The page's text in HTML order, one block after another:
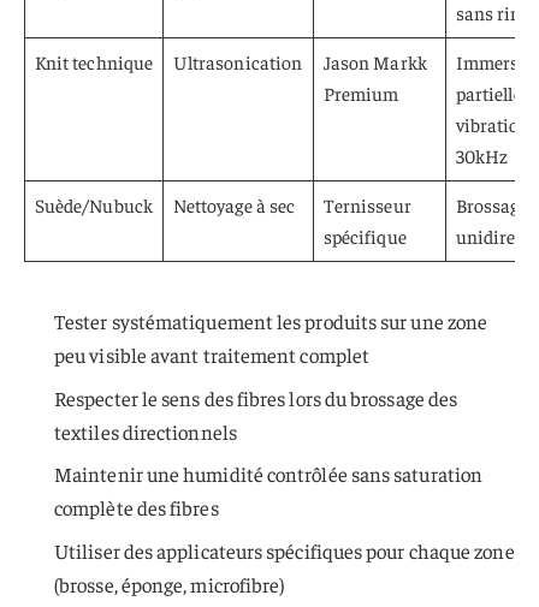
sans
Knit technique Ultrasonication
Jason Markk
Premium
partielle,
vibration
30kHz
Suède/Nubuck Nettoyage à sec
Ternisseur
spécifique
Brossage
Tester systématiquement les produits sur une zone
peu visible avant traitement complet
Respecter le sens des fibres lors du brossage des
textiles directionnels
Maintenir une humidité contrôlée sans saturation
complète des fibres
Utiliser des applicateurs spécifiques pour chaque zone
(brosse, éponge, microfibre)